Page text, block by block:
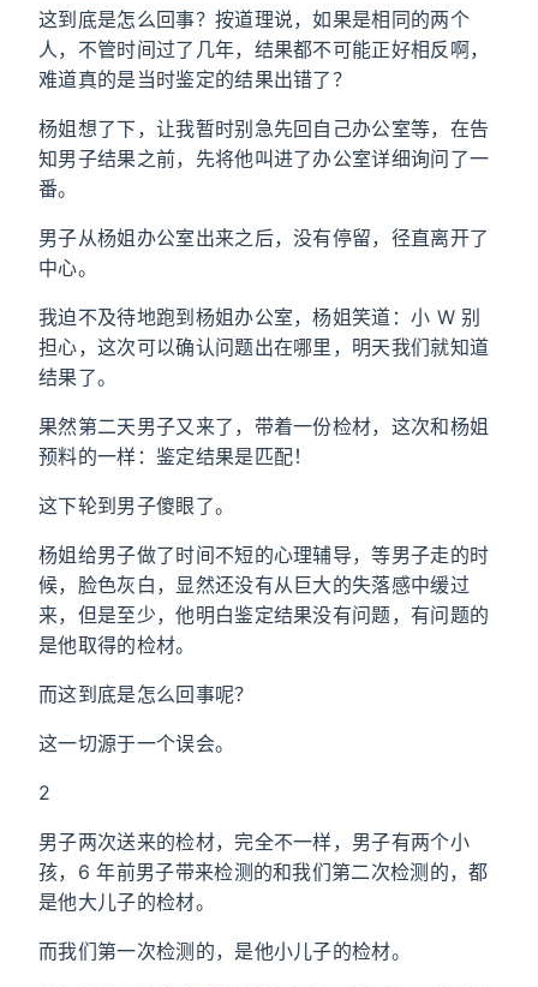
这到底是怎么回事？按道理说，如果是相同的两个
人，不管时间过了几年，结果都不可能正好相反啊，
难道真的是当时鉴定的结果出错了？
杨姐想了下，让我暂时别急先回自己办公室等，在告
知男子结果之前，先将他叫进了办公室详细询问了一
番。
男子从杨姐办公室出来之后，没有停留，径直离开了
中心。
我迫不及待地跑到杨姐办公室，杨姐笑道：小 W 别
担心，这次可以确认问题出在哪里，明天我们就知道
结果了。
果然第二天男子又来了，带着一份检材，这次和杨姐
预料的一样：鉴定结果是匹配！
这下轮到男子傻眼了。
杨姐给男子做了时间不短的心理辅导，等男子走的时
候，脸色灰白，显然还没有从巨大的失落感中缓过
来，但是至少，他明白鉴定结果没有问题，有问题的
是他取得的检材。
而这到底是怎么回事呢？
这一切源于一个误会。
2
男子两次送来的检材，完全不一样，男子有两个小
孩，6 年前男子带来检测的和我们第二次检测的，都
是他大儿子的检材。
而我们第一次检测的，是他小儿子的检材。